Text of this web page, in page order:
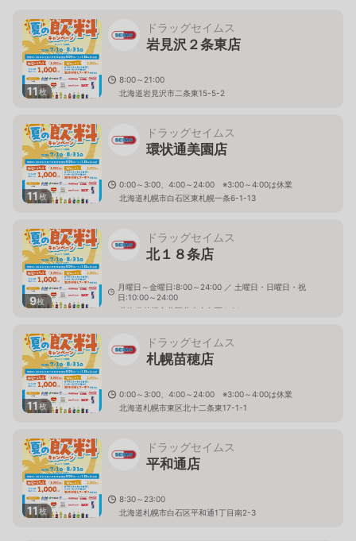
11枚
ドラッグセイムス
岩見沢２条東店
8:00～21:00
北海道岩見沢市二条東15-5-2
11枚
ドラッグセイムス
環状通美園店
0:00～3:00、4:00～24:00 ※3:00～4:00は休業
北海道札幌市白石区東札幌一条6-1-13
9枚
ドラッグセイムス
北１８条店
月曜日～金曜日:8:00～24:00 ／ 土曜日・日曜日・祝
日:10:00～24:00
北海道札幌市北区北十七条西4-21
11枚
ドラッグセイムス
札幌苗穂店
0:00～3:00、4:00～24:00 ※3:00～4:00は休業
北海道札幌市東区北十二条東17-1-1
11枚
ドラッグセイムス
平和通店
8:30～23:00
北海道札幌市白石区平和通1丁目南2-3